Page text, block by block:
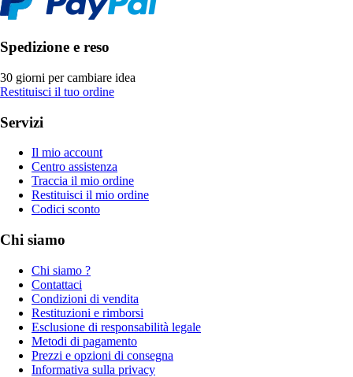
Spedizione e reso
30 giorni per cambiare idea
Restituisci il tuo ordine
Servizi
Il mio account
Centro assistenza
Traccia il mio ordine
Restituisci il mio ordine
Codici sconto
Chi siamo
Chi siamo ?
Contattaci
Condizioni di vendita
Restituzioni e rimborsi
Esclusione di responsabilità legale
Metodi di pagamento
Prezzi e opzioni di consegna
Informativa sulla privacy